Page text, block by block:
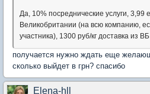
Да, 10% посреднические услуги, 3,99
Великобритании (на всю компанию,
участника), 1300 руб/кг доставка из
получается нужно ждать еще
сколько выйдет в грн? спасибо
Elena-hll